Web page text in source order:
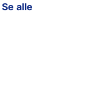
Se alle